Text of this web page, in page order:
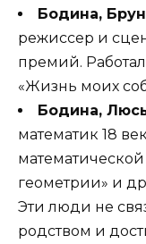
Бодина,
режиссер и
премий.
«Жизнь моих
Бодина,
математик 18
геометрии» и
Эти люди не
родством и